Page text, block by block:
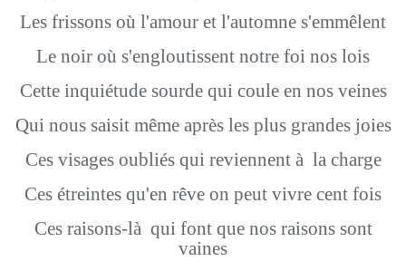
Les frissons où l'amour et l'automne s'emmêlent
Le noir où s'engloutissent notre foi nos lois
Cette inquiétude sourde qui coule en nos veines
Qui nous saisit même après les plus grandes joies
Ces visages oubliés qui reviennent à la charge
Ces étreintes qu'en rêve on peut vivre cent fois
Ces raisons-là qui font que nos raisons sont
vaines